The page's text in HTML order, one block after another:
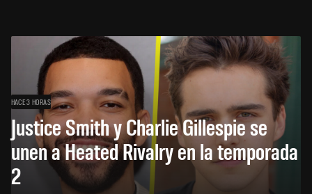
HACE 3 HORAS
Justice Smith y Charlie Gillespie se
unen a Heated Rivalry en la temporada
2